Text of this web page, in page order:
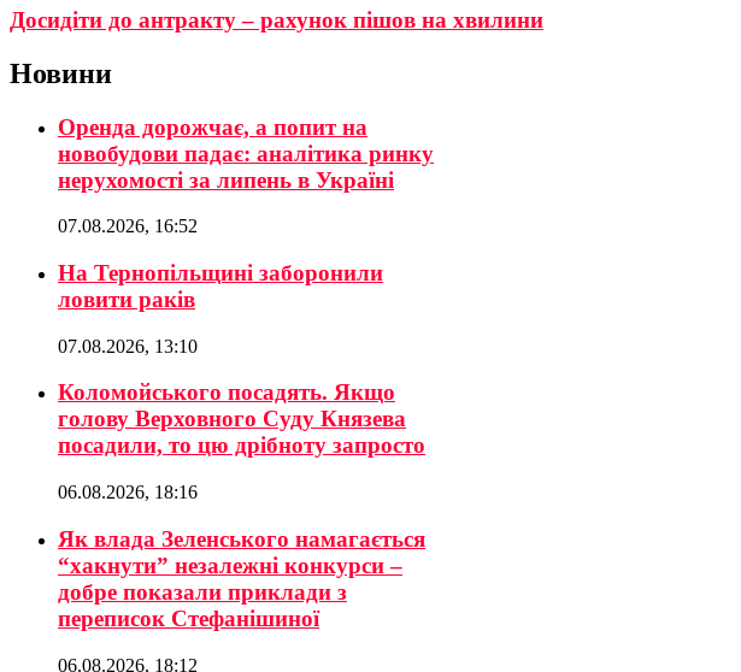
Досидіти до антракту – рахунок пішов на хвилини
Новини
Оренда дорожчає, а попит на
новобудови падає: аналітика ринку
нерухомості за липень в Україні
07.08.2026, 16:52
На Тернопільщині заборонили
ловити раків
07.08.2026, 13:10
Коломойського посадять. Якщо
голову Верховного Суду Князева
посадили, то цю дрібноту запросто
06.08.2026, 18:16
Як влада Зеленського намагається
“хакнути” незалежні конкурси –
добре показали приклади з
переписок Стефанішиної
06.08.2026, 18:12